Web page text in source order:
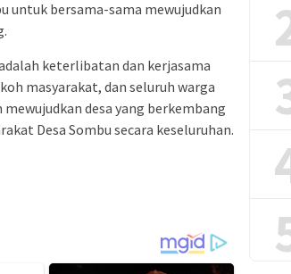
untuk bersama-sama mewujudkan
keterlibatan dan kerjasama
masyarakat, dan seluruh warga
desa yang berkembang
Desa Sombu secara keseluruhan.